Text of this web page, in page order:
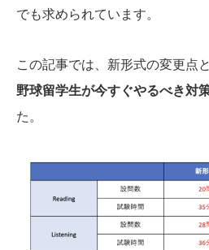
でも求められています。
この記事では、新形式の変更点と
野球留学生が今すぐやるべき対
た。